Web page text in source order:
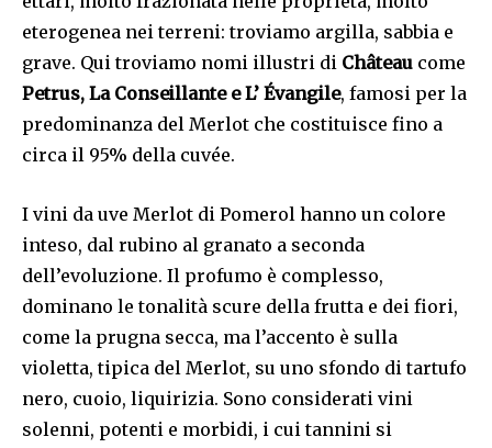
eterogenea nei terreni: troviamo argilla, sabbia e
grave. Qui troviamo nomi illustri di Château come
Petrus, La Conseillante e L’ Évangile, famosi per la
predominanza del Merlot che costituisce fino a
circa il 95% della cuvée.
I vini da uve Merlot di Pomerol hanno un colore
inteso, dal rubino al granato a seconda
dell’evoluzione. Il profumo è complesso,
dominano le tonalità scure della frutta e dei fiori,
come la prugna secca, ma l’accento è sulla
violetta, tipica del Merlot, su uno sfondo di tartufo
nero, cuoio, liquirizia. Sono considerati vini
solenni, potenti e morbidi, i cui tannini si